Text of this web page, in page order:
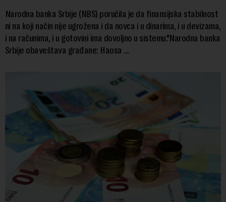
Narodna banka Srbije (NBS) poručila je da finansijska stabilnost
ni na koji način nije ugrožena i da novca i u dinarima, i u devizama,
i na računima, i u gotovini ima dovoljno u sistemu."Narodna banka
Srbije obaveštava građane: Haosa ...